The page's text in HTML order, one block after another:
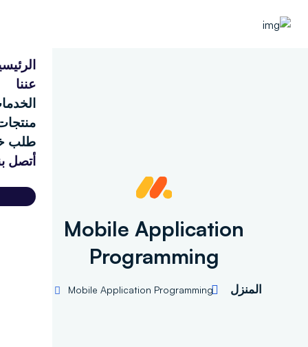
الرئيسية
الخدمات
منتجات
طلب خدمة
أتصل بنا
Mobile Application
Programming
المنزل Mobile Application Programming